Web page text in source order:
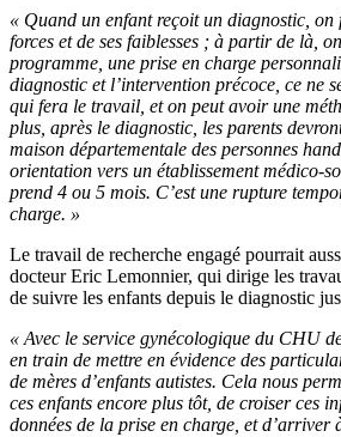
« Quand un enfant reçoit un diagnostic, on
forces et de ses faiblesses ; à partir de là,
programme, une prise en charge
diagnostic et l’intervention précoce, ce ne
qui fera le travail, et on peut avoir une
plus, après le diagnostic, les parents
maison départementale des personnes
orientation vers un établissement médico-
prend 4 ou 5 mois. C’est une rupture
charge. »
Le travail de recherche engagé pourrait
docteur Eric Lemonnier, qui dirige les
de suivre les enfants depuis le diagnostic
« Avec le service gynécologique du CHU
en train de mettre en évidence des
de mères d’enfants autistes. Cela nous
ces enfants encore plus tôt, de croiser ces
données de la prise en charge, et d’arriver